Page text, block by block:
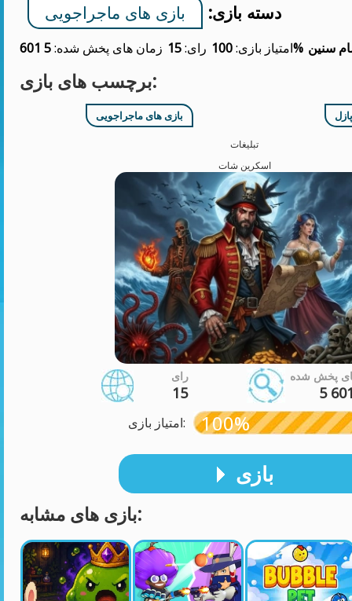
دسته بازی:
بازی های ماجراجویی
زمان های پخش شده:5 601 رای:15 امتیاز بازی:100% سنین
برچسب های بازی:
بازی های ماجراجویی
تبلیغات
اسکرین شات
رای
15
پخش شده
5
امتیاز بازی: 100%
بازی
بازی های مشابه: